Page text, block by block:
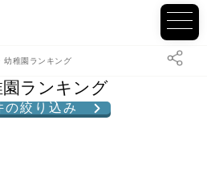
幼稚園ランキング
園ランキング
の絞り込み